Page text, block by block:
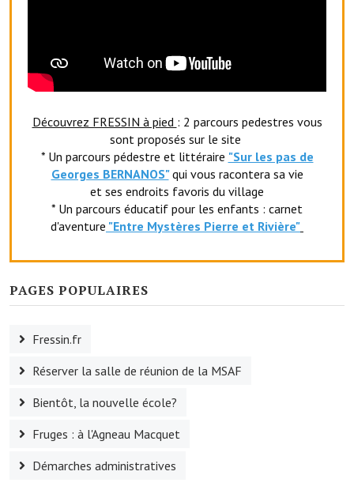
La troupe théâtrale de l'Avenir Fressinois
Les Amis du Patrimoine
L'association du château
Le foyer rural
Le club de l'amitié
Le comité des fêtes
L'association Avotra-France
Le foyer de la Planquette
Découvrez FRESSIN à pied : 2 parcours pedestres vous
sont proposés sur le site
* Un parcours pédestre et littéraire "Sur les pas de
Georges BERNANOS" qui vous racontera sa vie
et ses endroits favoris du village
* Un parcours éducatif pour les enfants : carnet
d'aventure "Entre Mystères Pierre et Rivière"
PAGES POPULAIRES
Fressin.fr
Réserver la salle de réunion de la MSAF
Bientôt, la nouvelle école?
Fruges : à l'Agneau Macquet
Démarches administratives